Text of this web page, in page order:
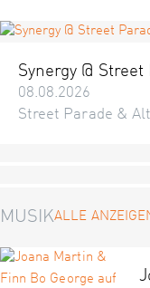
Synergy @ Street
08.08.2026
Street Parade &
MUSIKALLE